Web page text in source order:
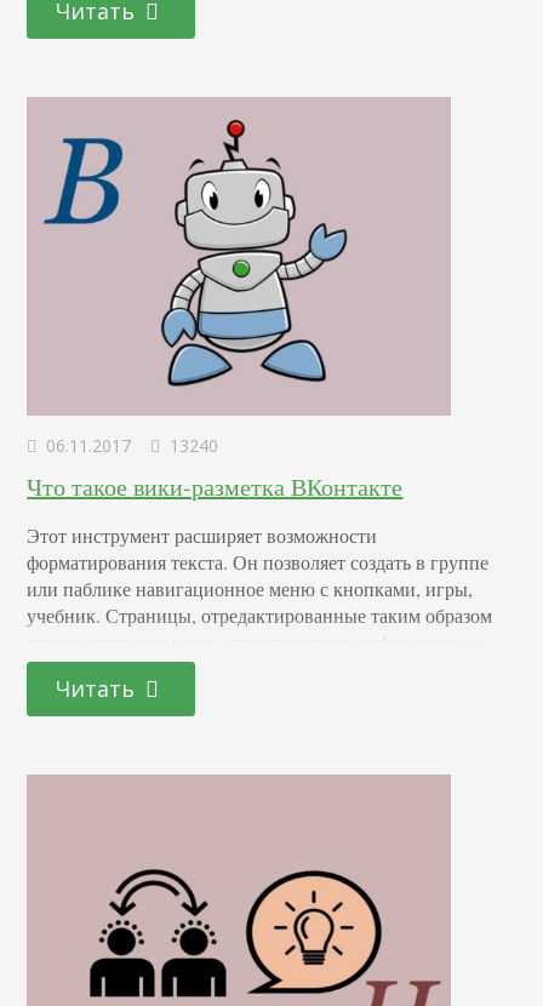
заказчиков, переговоры, заключение договоров. Для
наглядности и убедительности преимуществ
для показа клиентам. На встречах Алексей всегда с…
Читать
06.11.2017 13240
Что такое вики-разметка ВКонтакте
Этот инструмент расширяет возможности
форматирования текста. Он позволяет создать в группе
или паблике навигационное меню с кнопками, игры,
учебник. Страницы, отредактированные таким образом
привлекают внимание, структурируют информацию и
делают ее удобной для пользователя. Вместо сплошного
информационного полотна, вы получаете полноценный
материал с графическими элементами: таблицами, видео,
Статьи, оформленные таким образом легко читать, они
Читать